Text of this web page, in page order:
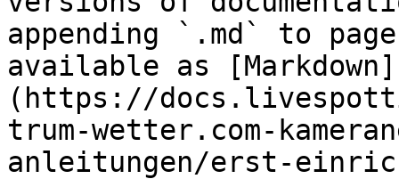
appending `.md` to
available as [Markdown]
(https://
trum-wetter.com-
anleitungen/erst-